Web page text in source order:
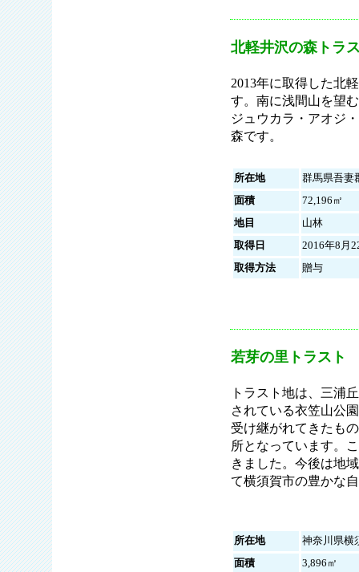
北軽井沢の森トラ
2013年に取得した北
す。南に浅間山を望
ジュウカラ・アオジ
森です。
所在地
群馬県吾妻
面積
72,196㎡
地目
山林
取得日
2016年8月
取得方法
贈与
若芽の里トラスト
トラスト地は、三浦
されている衣笠山公
受け継がれてきたも
所となっています。
きました。今後は地
て横須賀市の豊かな
所在地
神奈川県横
面積
3,896㎡